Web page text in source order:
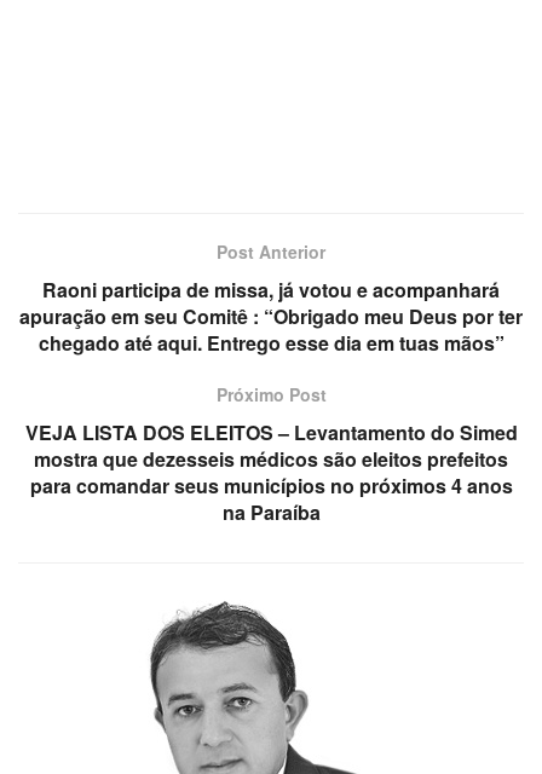
Post Anterior
Raoni participa de missa, já votou e acompanhará
apuração em seu Comitê : “Obrigado meu Deus por ter
chegado até aqui. Entrego esse dia em tuas mãos”
Próximo Post
VEJA LISTA DOS ELEITOS – Levantamento do Simed
mostra que dezesseis médicos são eleitos prefeitos
para comandar seus municípios no próximos 4 anos
na Paraíba